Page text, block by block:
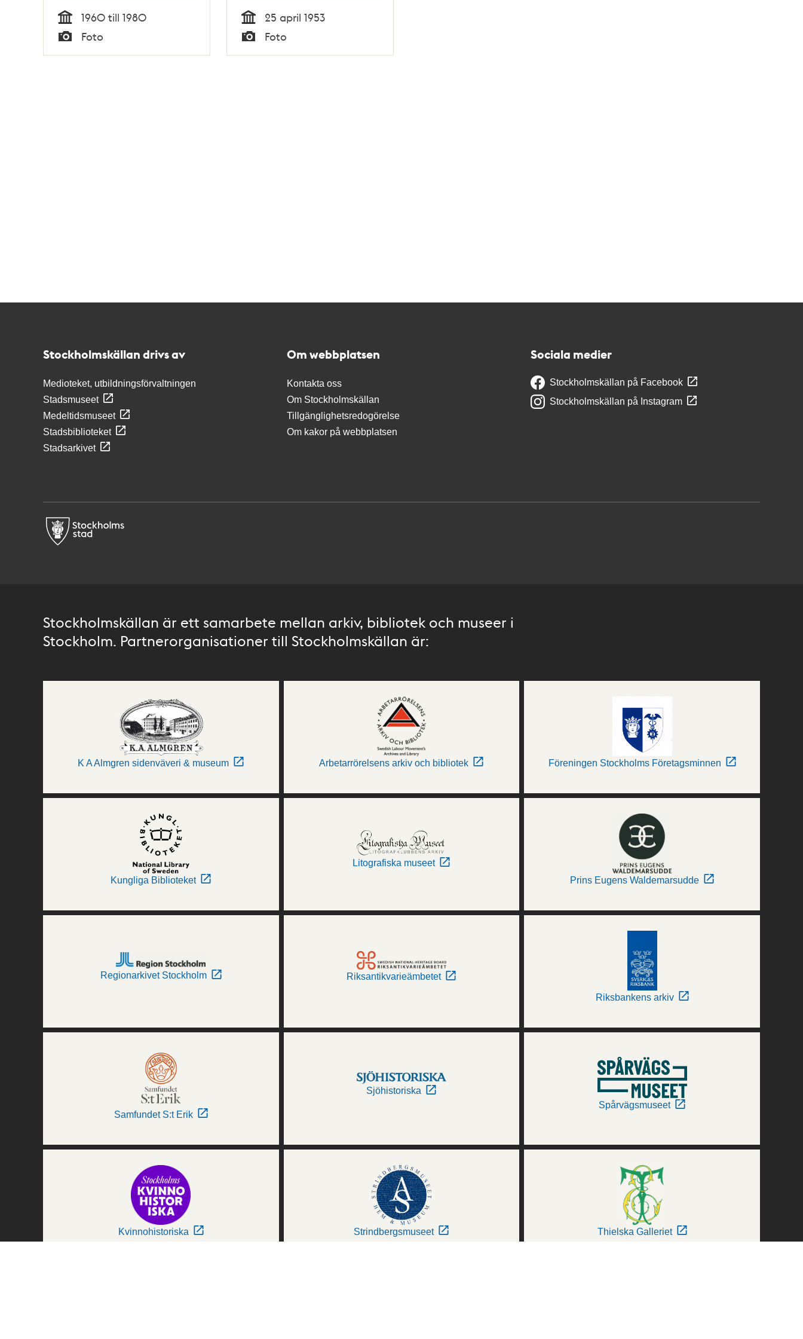
Tid
1960 till 1980
Typ
Foto Tid
25 april 1953
Typ
Foto
Stockholmskällan drivs av
Medioteket, utbildningsförvaltningen
Stadsmuseet
Medeltidsmuseet
Stadsbiblioteket
Stadsarkivet
Om webbplatsen
Kontakta oss
Om Stockholmskällan
Tillgänglighetsredogörelse
Om kakor på webbplatsen
Sociala medier
Stockholmskällan på Facebook
Stockholmskällan på Instagram
Stockholmskällan är ett samarbete mellan arkiv, bibliotek och museer i
Stockholm. Partnerorganisationer till Stockholmskällan är:
K A Almgren sidenväveri & museum Arbetarrörelsens arkiv och bibliotek Föreningen Stockholms Företagsminnen
Kungliga Biblioteket
Litografiska museet
Prins Eugens Waldemarsudde
Regionarkivet Stockholm Riksantikvarieämbetet
Riksbankens arkiv
Samfundet S:t Erik
Sjöhistoriska
Spårvägsmuseet
Kvinnohistoriska Strindbergsmuseet Thielska Galleriet